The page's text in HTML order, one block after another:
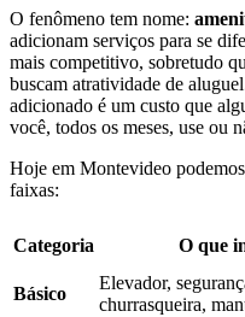
O fenômeno tem nome:
adicionam serviços para se
mais competitivo, sobretudo
buscam atratividade de
adicionado é um custo que
você, todos os meses, use ou
Hoje em Montevideo
faixas:
Categoria O que
Básico
Elevador,
churrasqueira,